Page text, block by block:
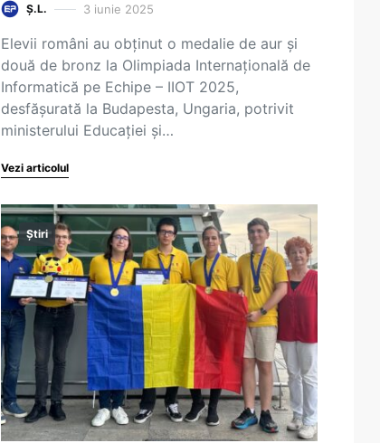
Ș.L. 3 iunie 2025
Elevii români au obținut o medalie de aur și
două de bronz la Olimpiada Internațională de
Informatică pe Echipe – IIOT 2025,
desfășurată la Budapesta, Ungaria, potrivit
ministerului Educației și…
Vezi articolul
Știri